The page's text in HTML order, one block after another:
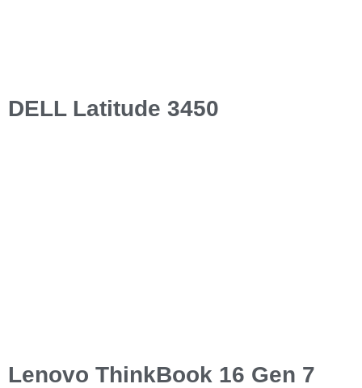
DELL Latitude 3450
Lenovo ThinkBook 16 Gen 7